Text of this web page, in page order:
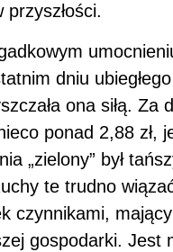
dniu
ona siłą. Za
ponad 2,88 zł,
„zielony” był
te trudno
czynnikami,
gospodarki. Jest